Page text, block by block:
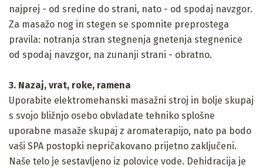
najprej - od sredine do strani, nato - od spodaj navzgor.
Za masažo nog in stegen se spomnite preprostega
pravila: notranja stran stegnenja gnetenja stegnenice
od spodaj navzgor, na zunanji strani - obratno.
3. Nazaj, vrat, roke, ramena
Uporabite elektromehanski masažni stroj in bolje skupaj
s svojo bližnjo osebo obvladate tehniko splošne
uporabne masaže skupaj z aromaterapijo, nato pa bodo
vaši SPA postopki nepričakovano prijetno zaključeni.
Naše telo je sestavljeno iz polovice vode. Dehidracija je